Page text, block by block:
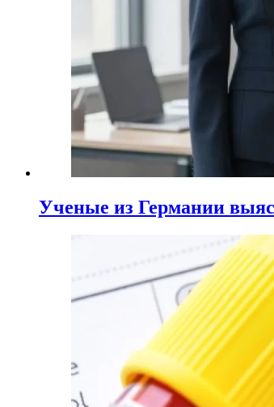
Ученые из Германии